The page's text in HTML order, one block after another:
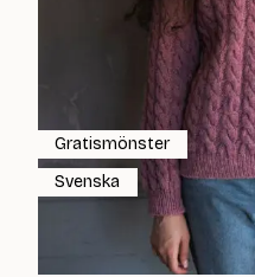
Gratismönster
Svenska